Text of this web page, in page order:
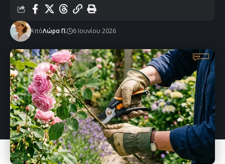
ΑπόΛώρα Π. 6 Ιουνίου 2026